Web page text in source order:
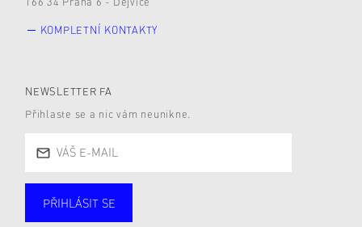
KOMPLETNÍ KONTAKTY
NEWSLETTER FA
Přihlaste se a nic vám neunikne.
PŘIHLÁSIT SE